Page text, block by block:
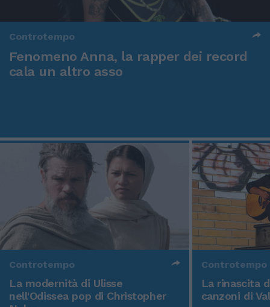
Controtempo
Fenomeno Anna, la rapper dei record
cala un altro asso
Controtempo
La modernità di Ulisse
nell'Odissea pop di Christopher
Controtempo
La rinascita
canzoni di